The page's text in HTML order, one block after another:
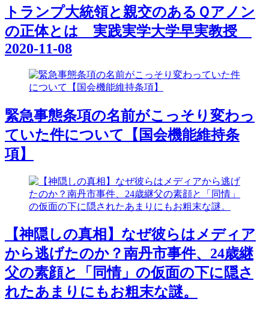
トランプ大統領と親交のあるＱアノン
の正体とは 実践実学大学早実教授
2020-11-08
緊急事態条項の名前がこっそり変わっ
ていた件について【国会機能維持条
項】
【神隠しの真相】なぜ彼らはメディア
から逃げたのか？南丹市事件、24歳継
父の素顔と「同情」の仮面の下に隠さ
れたあまりにもお粗末な謎。